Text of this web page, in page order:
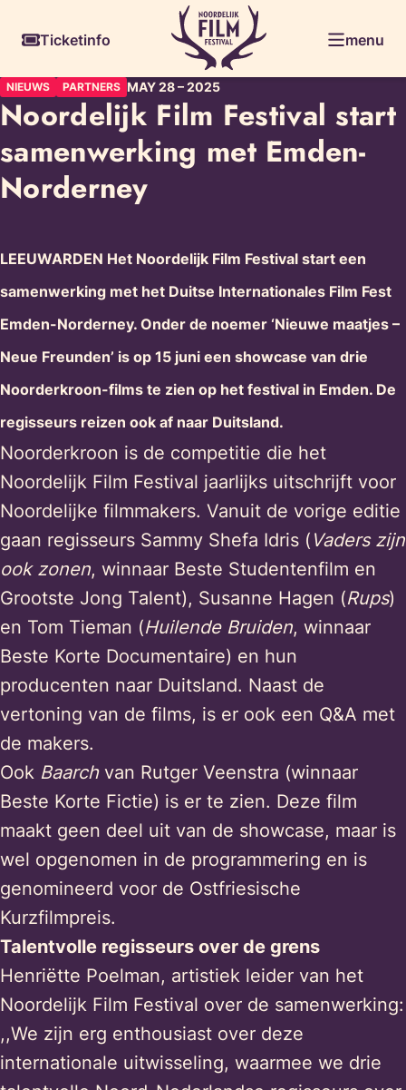
naar
inhoud
Ticketinfo
menu
NIEUWS PARTNERS MAY 28–2025
Noordelijk Film Festival start
samenwerking met Emden-
Norderney
LEEUWARDEN Het Noordelijk Film Festival start een
samenwerking met het Duitse Internationales Film Fest
Emden-Norderney. Onder de noemer ‘Nieuwe maatjes –
Neue Freunden’ is op 15 juni een showcase van drie
Noorderkroon-films te zien op het festival in Emden. De
regisseurs reizen ook af naar Duitsland.
Noorderkroon is de competitie die het
Noordelijk Film Festival jaarlijks uitschrijft voor
Noordelijke filmmakers. Vanuit de vorige editie
gaan regisseurs Sammy Shefa Idris ( Vaders zijn
ook zonen, winnaar Beste Studentenfilm en
Grootste Jong Talent), Susanne Hagen (Rups)
en Tom Tieman (Huilende Bruiden, winnaar
Beste Korte Documentaire) en hun
producenten naar Duitsland. Naast de
vertoning van de films, is er ook een Q&A met
de makers.
Ook Baarchvan Rutger Veenstra (winnaar
Beste Korte Fictie) is er te zien. Deze film
maakt geen deel uit van de showcase, maar is
wel opgenomen in de programmering en is
genomineerd voor de Ostfriesische
Kurzfilmpreis.
Talentvolle regisseurs over de grens
Henriëtte Poelman, artistiek leider van het
Noordelijk Film Festival over de samenwerking:
,,We zijn erg enthousiast over deze
internationale uitwisseling, waarmee we drie